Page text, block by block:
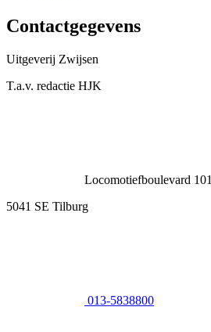
Contactgegevens
Uitgeverij Zwijsen
T.a.v. redactie HJK
Locomotiefboulevard 101
5041 SE Tilburg
013-5838800